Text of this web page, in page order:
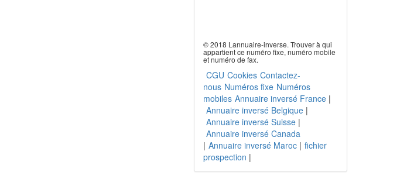
© 2018 Lannuaire-inverse. Trouver à qui
appartient ce numéro fixe, numéro mobile
et numéro de fax.
CGU Cookies Contactez-
nous Numéros fixe Numéros
mobiles Annuaire inversé France|
Annuaire inversé Belgique|
Annuaire inversé Suisse|
Annuaire inversé Canada
| Annuaire inversé Maroc| fichier
prospection |